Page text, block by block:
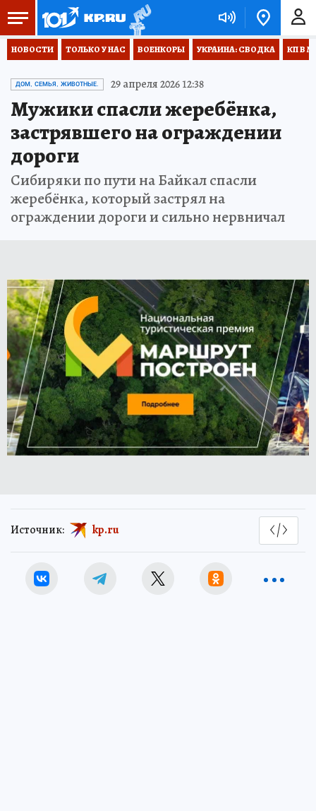
НОВОСТИ ТОЛЬКО У НАС ВОЕНКОРЫ УКРАИНА: СВОДКА КП В
ДОМ, СЕМЬЯ, ЖИВОТНЫЕ. 29 апреля 2026 12:38
Мужики спасли жеребёнка,
застрявшего на ограждении
дороги
Сибиряки по пути на Байкал спасли
жеребёнка, который застрял на
ограждении дороги и сильно нервничал
Источник: kp.ru